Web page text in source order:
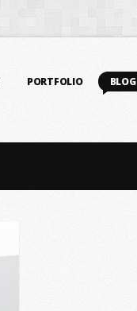
PORTFOLIO BLOG